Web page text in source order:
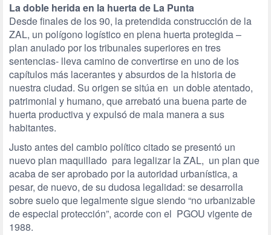
La doble herida en la huerta de La Punta
Desde finales de los 90, la pretendida construcción de la
ZAL, un polígono logístico en plena huerta protegida –
plan anulado por los tribunales superiores en tres
sentencias- lleva camino de convertirse en uno de los
capítulos más lacerantes y absurdos de la historia de
nuestra ciudad. Su origen se sitúa en un doble atentado,
patrimonial y humano, que arrebató una buena parte de
huerta productiva y expulsó de mala manera a sus
habitantes.
Justo antes del cambio político citado se presentó un
nuevo plan maquillado para legalizar la ZAL, un plan que
acaba de ser aprobado por la autoridad urbanística, a
pesar, de nuevo, de su dudosa legalidad: se desarrolla
sobre suelo que legalmente sigue siendo “no urbanizable
de especial protección”, acorde con el PGOU vigente de
1988.